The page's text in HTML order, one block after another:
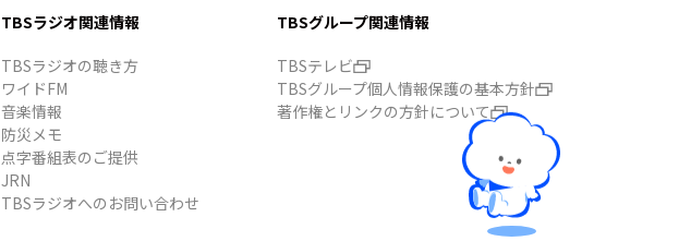
TBSラジオ関連情報
TBSラジオの聴き方
ワイドFM
音楽情報
防災メモ
点字番組表のご提供
JRN
TBSラジオへのお問い合わせ
TBSグループ関連情報
TBSテレビ
TBSグループ個人情報保護の基本方針
著作権とリンクの方針について